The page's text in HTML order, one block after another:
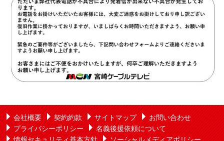
会社概要 契約約款 サイトマップ
お問い合わせ
プライバシーポリシー
名義後援依頼について
情報セキュリティ基本方針
ソーシャルメディアポリシー